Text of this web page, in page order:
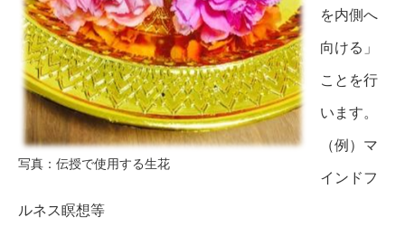
写真：伝授で使用する生花
を内側へ
向ける」
ことを行
います。
（例）マ
インドフ
ルネス瞑想等